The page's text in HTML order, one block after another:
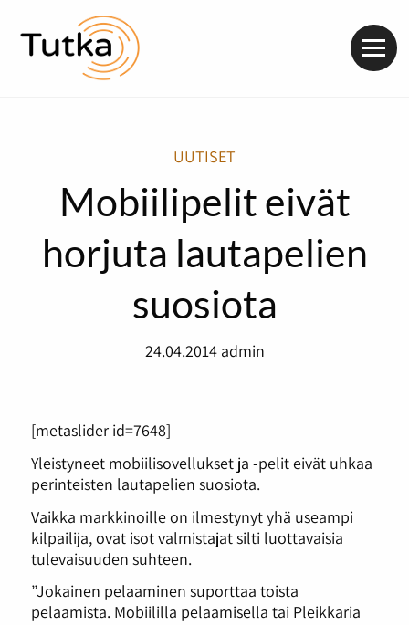
UUTISET
Mobiilipelit eivät
horjuta lautapelien
suosiota
24.04.2014 admin
[metaslider id=7648]
Yleistyneet mobiilisovellukset ja -pelit eivät uhkaa
perinteisten lautapelien suosiota.
Vaikka markkinoille on ilmestynyt yhä useampi
kilpailija, ovat isot valmistajat silti luottavaisia
tulevaisuuden suhteen.
”Jokainen pelaaminen suporttaa toista
pelaamista. Mobiililla pelaamisella tai Pleikkaria